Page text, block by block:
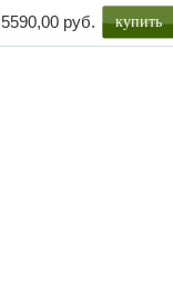
5590,00 руб. купить